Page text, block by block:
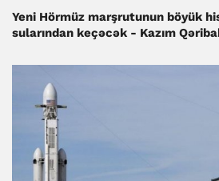
Yeni Hörmüz marşrutunun böyük
sularından keçəcək - Kazım